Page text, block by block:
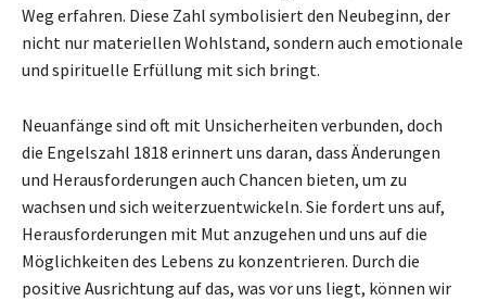
Weg erfahren. Diese Zahl symbolisiert den Neubeginn, der
nicht nur materiellen Wohlstand, sondern auch emotionale
und spirituelle Erfüllung mit sich bringt.
Neuanfänge sind oft mit Unsicherheiten verbunden, doch
die Engelszahl 1818 erinnert uns daran, dass Änderungen
und Herausforderungen auch Chancen bieten, um zu
wachsen und sich weiterzuentwickeln. Sie fordert uns auf,
Herausforderungen mit Mut anzugehen und uns auf die
Möglichkeiten des Lebens zu konzentrieren. Durch die
positive Ausrichtung auf das, was vor uns liegt, können wir